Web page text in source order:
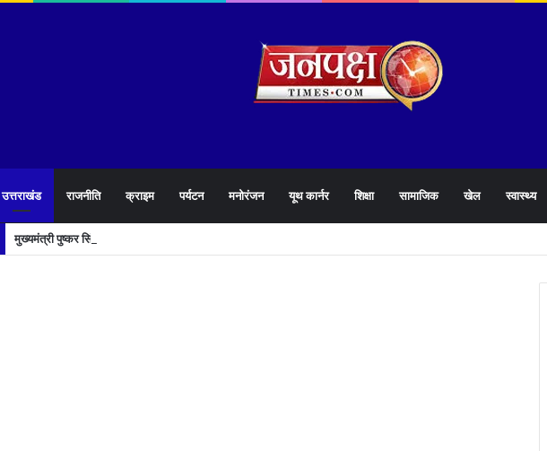
उत्तराखंड राजनीति क्राइम पर्यटन मनोरंजन यूथ कार्नर शिक्षा सामाजिक खेल स्वास्थ्य
मुख्यमंत्री पुष्कर सिंह धामी ने 1905 हेल्पलाइन की समीक्षा के दौरान लापरवाह अधिकारियों को लगाई फटकार